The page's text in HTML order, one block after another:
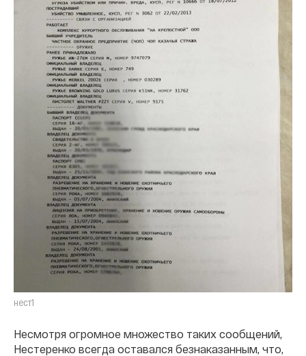
нест1
Несмотря огромное множество таких сообщений,
Нестеренко всегда оставался безнаказанным, что,